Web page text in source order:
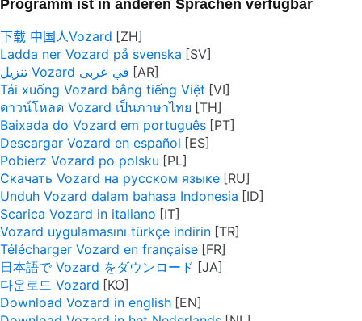
Programm ist in anderen Sprachen verfügbar
下载 中国人Vozard
Ladda ner Vozard på svenska
تنزيل Vozard في عربى
Tải xuống Vozard bằng tiếng Việt
ดาวน์โหลด Vozard เป็นภาษาไทย
Baixada do Vozard em português
Descargar Vozard en español
Pobierz Vozard po polsku
Скачать Vozard на русском языке
Unduh Vozard dalam bahasa Indonesia
Scarica Vozard in italiano
Vozard uygulamasını türkçe indirin
Télécharger Vozard en française
日本語で Vozard をダウンロード
다운로드 Vozard
Download Vozard in english